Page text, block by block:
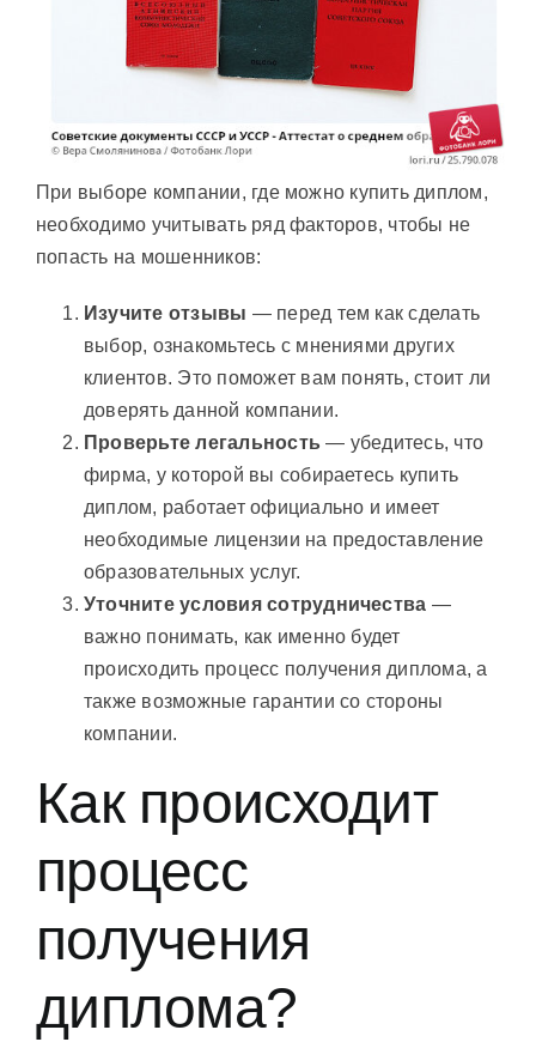
При выборе компании, где можно купить диплом,
необходимо учитывать ряд факторов, чтобы не
попасть на мошенников:
Изучите отзывы — перед тем как сделать
выбор, ознакомьтесь с мнениями других
клиентов. Это поможет вам понять, стоит ли
доверять данной компании.
Проверьте легальность — убедитесь, что
фирма, у которой вы собираетесь купить
диплом, работает официально и имеет
необходимые лицензии на предоставление
образовательных услуг.
Уточните условия сотрудничества —
важно понимать, как именно будет
происходить процесс получения диплома, а
также возможные гарантии со стороны
компании.
Как происходит
процесс
получения
диплома?